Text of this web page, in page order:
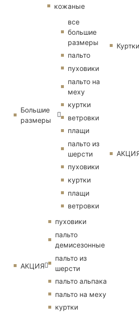
кожаные
Большие
размеры
все
большие
размеры
пальто
пуховики
пальто на
меху
куртки
ветровки
плащи
пальто из
шерсти
пуховики
куртки
плащи
ветровки
АКЦИЯ
пуховики
пальто
демисезонные
пальто из
шерсти
пальто альпака
пальто на меху
куртки
Куртки